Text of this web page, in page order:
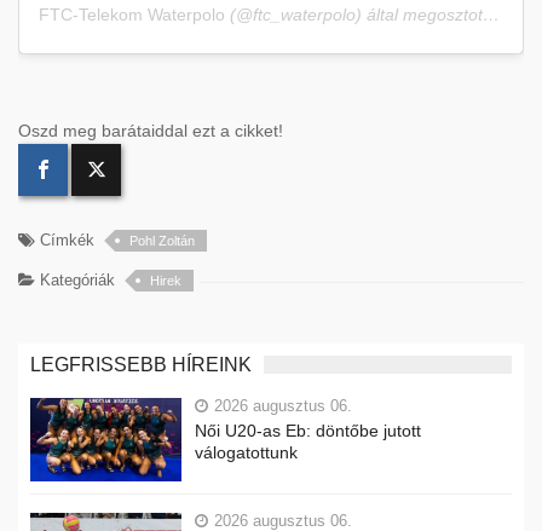
FTC-Telekom Waterpolo (@ftc_waterpolo) által megosztott bejegyzés,
Oszd meg barátaiddal ezt a cikket!
Címkék Pohl Zoltán
Kategóriák Hirek
LEGFRISSEBB HÍREINK
2026 augusztus 06.
Női U20-as Eb: döntőbe jutott
válogatottunk
2026 augusztus 06.